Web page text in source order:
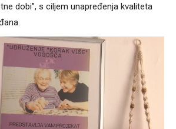
dobi”, s ciljem unapređenja kvaliteta